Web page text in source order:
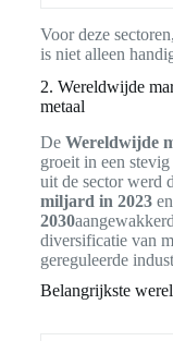
Voor deze sectoren,
is niet alleen
2. Wereldwijde
metaal
De Wereldwijde
groeit in een
uit de sector werd
miljard in 2023en
2030
diversificatie van
gereguleerde
Belangrijkste